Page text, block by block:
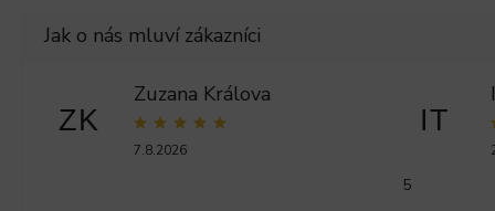
ZK
Zuzana Králova
7.8.2026
IT
5